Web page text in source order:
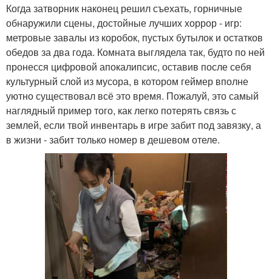
Когда затворник наконец решил съехать, горничные
обнаружили сцены, достойные лучших хоррор - игр:
метровые завалы из коробок, пустых бутылок и остатков
обедов за два года. Комната выглядела так, будто по ней
пронесся цифровой апокалипсис, оставив после себя
культурный слой из мусора, в котором геймер вполне
уютно существовал всё это время. Пожалуй, это самый
наглядный пример того, как легко потерять связь с
землей, если твой инвентарь в игре забит под завязку, а
в жизни - забит только номер в дешевом отеле.